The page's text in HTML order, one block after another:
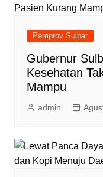
Pemprov Sulbar
Gubernur
Kesehatan
Mampu
admin